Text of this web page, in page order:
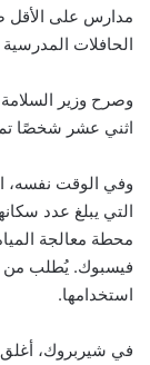
مدارس على الأقل
الحافلات
وصرح وزير السلامة
اثني عشر شخصًا تم
وفي الوقت نفسه،
محطة معالجة
فيسبوك. يُطلب من
استخدامها.
في شيربروك،